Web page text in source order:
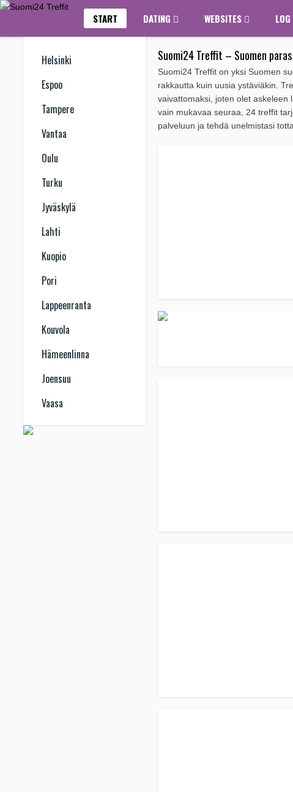
START DATING WEBSITES
Helsinki
Espoo
Tampere
Vantaa
Oulu
Turku
Jyväskylä
Lahti
Kuopio
Pori
Lappeenranta
Kouvola
Hämeenlinna
Joensuu
Vaasa
Suomi24 Treffit – Suomen
Suomi24 Treffit on yksi Suomen
rakkautta kuin uusia ystäviäkin.
vaivattomaksi, joten olet askeleen
vain mukavaa seuraa, 24 treffit
palveluun ja tehdä unelmistasi